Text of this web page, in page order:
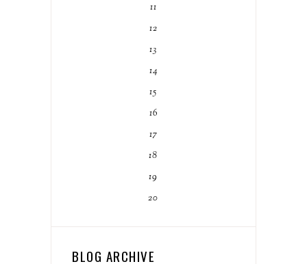
11
12
13
14
15
16
17
18
19
20
BLOG ARCHIVE